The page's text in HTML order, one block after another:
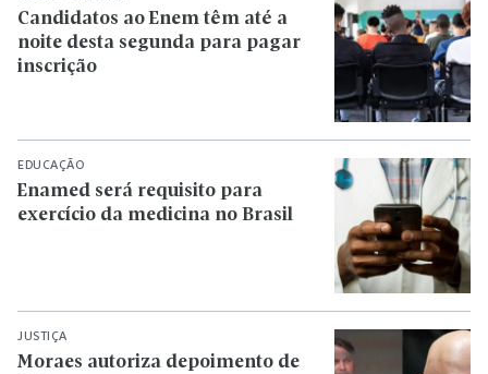
Candidatos ao Enem têm até a
noite desta segunda para pagar
inscrição
EDUCAÇÃO
Enamed será requisito para
exercício da medicina no Brasil
JUSTIÇA
Moraes autoriza depoimento de